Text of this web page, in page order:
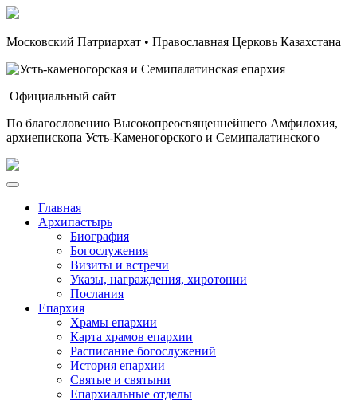
Московский Патриархат • Православная Церковь Казахстана
Официальный сайт
По благословению Высокопреосвященнейшего Амфилохия,
архиепископа Усть-Каменогорского и Семипалатинского
Главная
Архипастырь
Биография
Богослужения
Визиты и встречи
Указы, награждения, хиротонии
Послания
Епархия
Храмы епархии
Карта храмов епархии
Расписание богослужений
История епархии
Святые и святыни
Епархиальные отделы